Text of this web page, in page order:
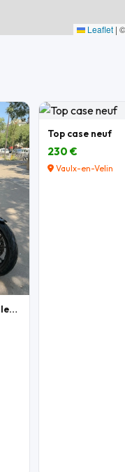
Leaflet |
Yamaha MT-09 – Excellent état – Nombreux équipemen
Top case neuf
230 €
Vaulx-en-Velin